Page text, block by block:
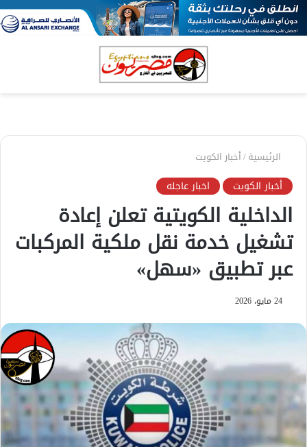
الرئيسية/أخبار الكويت
أخبار الكويت اخبار عاجله
الداخلية الكويتية تعلن إعادة
تشغيل خدمة نقل ملكية المركبات
عبر تطبيق «سهل»
24 مايو، 2026